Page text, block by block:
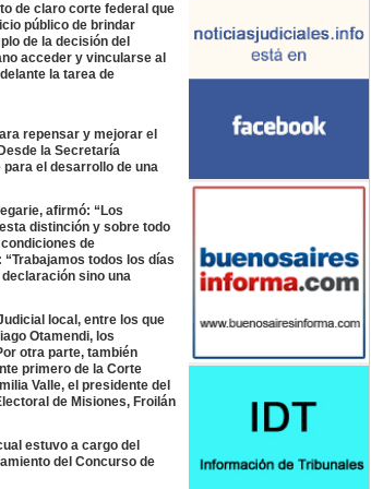
de claro corte federal que
público de brindar
de la decisión del
acceder y vincularse al
la tarea de
repensar y mejorar el
la Secretaría
el desarrollo de una
afirmó: “Los
distinción y sobre todo
de
todos los días
sino una
local, entre los que
Otamendi, los
otra parte, también
primero de la Corte
Valle, el presidente del
de Misiones, Froilán
estuvo a cargo del
del Concurso de